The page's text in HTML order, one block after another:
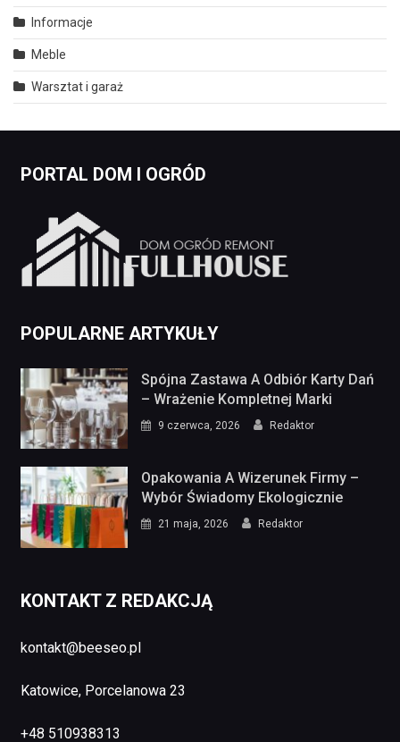
Informacje
Meble
Warsztat i garaż
PORTAL DOM I OGRÓD
POPULARNE ARTYKUŁY
Spójna Zastawa A Odbiór Karty Dań
– Wrażenie Kompletnej Marki
9 czerwca, 2026 Redaktor
Opakowania A Wizerunek Firmy –
Wybór Świadomy Ekologicznie
21 maja, 2026 Redaktor
KONTAKT Z REDAKCJĄ
kontakt@beeseo.pl
Katowice, Porcelanowa 23
+48 510938313